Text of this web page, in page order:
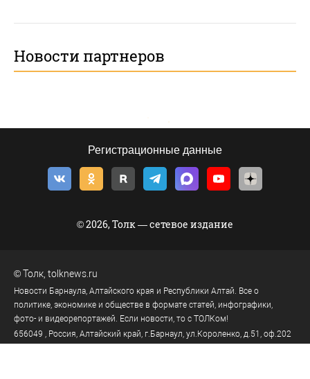
Новости партнеров
Регистрационные данные
© 2026, Толк — сетевое издание
©Толк tolknews.ru
Новости Барнаула, Алтайского края и Республики Алтай. Все о
политике, экономике и обществе в формате статей, инфографики,
фото- и видеорепортажей. Если новости, то с ТОЛКом!
656049
, Россия, Алтайский край, г. Барнаул ул.Короленко, д.51, оф.202